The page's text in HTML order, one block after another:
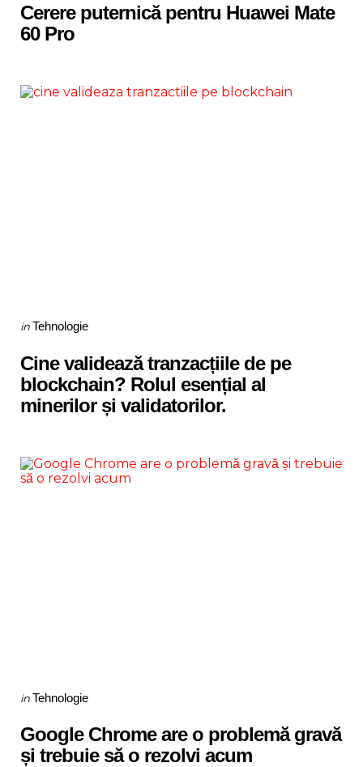
Cerere puternică pentru Huawei Mate
60 Pro
Categories
Posted
inTehnologie
Cine validează tranzacțiile de pe
blockchain? Rolul esențial al
minerilor și validatorilor.
Categories
Posted
inTehnologie
Google Chrome are o problemă gravă
și trebuie să o rezolvi acum